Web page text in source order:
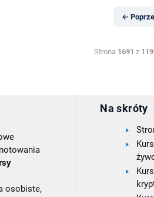
←
Strona 1691 z
osobiste,
Na skróty